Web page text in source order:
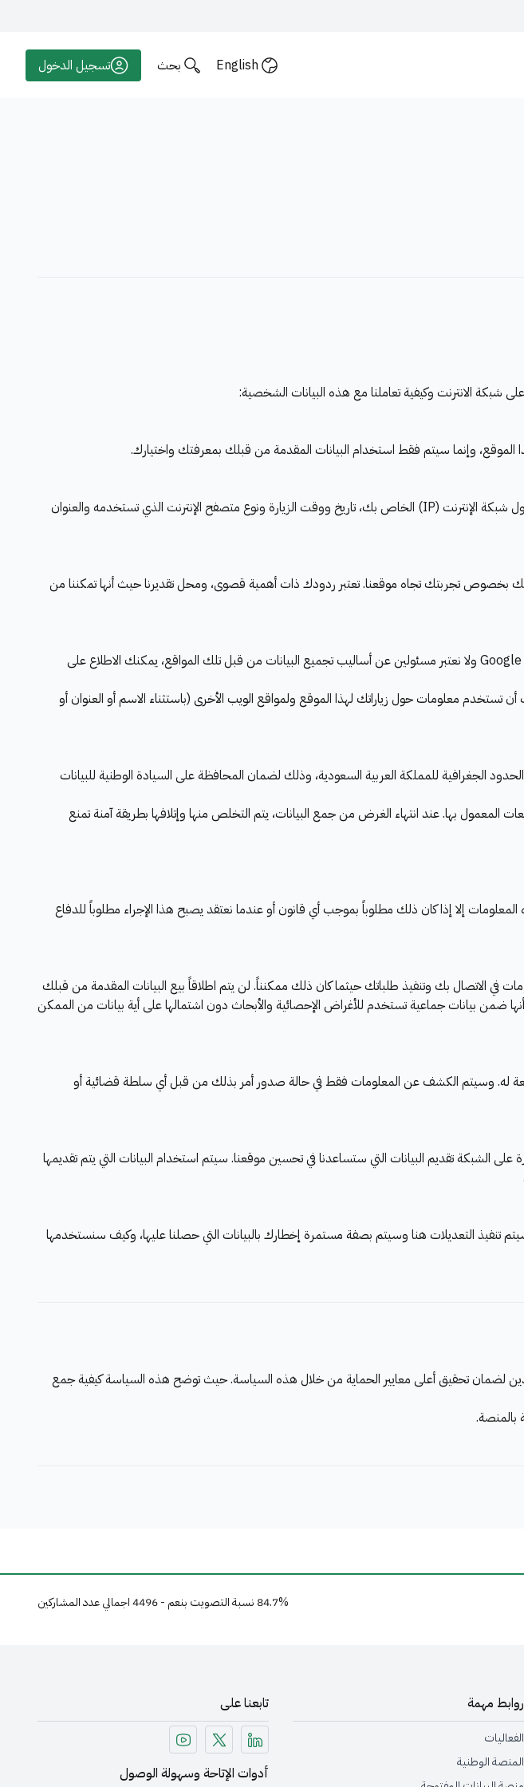
English بحث تسجيل الدخول
شبكة الانترنت وكيفية تعاملنا مع هذه البيانات الشخصية:
وإنما سيتم فقط استخدام البيانات المقدمة من قبلك بمعرفتك واختيارك.
في أي وقت تزور فيه اي موقع الكتروني بما فيها هذا الموقع، سيقوم السيرفر المستضيف بتسجيل عنوان بروتوكول شبكة الإنترنت (IP) الخاص بك، تاريخ ووقت الزيارة ونوع متصفح الإنترنت الذي تستخدمه والعنوان
بخصوص تجربتك تجاه موقعنا. تعتبر ردودك ذات أهمية قصوى، ومحل تقديرنا حيث أنها تمكننا من
قد يشتمل موقعنا على روابط بالمواقع الأخرى على شبكة الإنترنت. او إعلانات من مواقع اخرى مثل Google AdSense ولا نعتبر مسئولين عن أساليب تجميع البيانات من قبل تلك المواقع، يمكنك الاطلاع على
معلومات حول زياراتك لهذا الموقع ولمواقع الويب الأخرى (باستثناء الاسم أو العنوان أو
الجغرافية للمملكة العربية السعودية، وذلك لضمان المحافظة على السيادة الوطنية للبيانات
المعمول بها. عند انتهاء الغرض من جمع البيانات، يتم التخلص منها وإتلافها بطريقة آمنة تمنع
إلا إذا كان ذلك مطلوباً بموجب أي قانون أو عندما نعتقد يصبح هذا الإجراء مطلوباً للدفاع
الاتصال بك وتنفيذ طلباتك حيثما كان ذلك ممكنناً. لن يتم اطلاقاً بيع البيانات المقدمة من قبلك
بيانات جماعية تستخدم للأغراض الإحصائية والأبحاث دون اشتمالها على أية بيانات من الممكن
له. وسيتم الكشف عن المعلومات فقط في حالة صدور أمر بذلك من قبل أي سلطة قضائية أو
الشبكة تقديم البيانات التي ستساعدنا في تحسين موقعنا. سيتم استخدام البيانات التي يتم تقديمها
التعديلات هنا وسيتم بصفة مستمرة إخطارك بالبيانات التي حصلنا عليها، وكيف سنستخدمها
لضمان تحقيق أعلى معايير الحماية من خلال هذه السياسة. حيث توضح هذه السياسة كيفية جمع
بالمنصة.
84.7% نسبة التصويت بنعم - 4496 اجمالي عدد المشاركين
روابط مهمة
الفعاليات
المنصة الوطنية
تابعنا على
أدوات الإتاحة وسهولة الوصول